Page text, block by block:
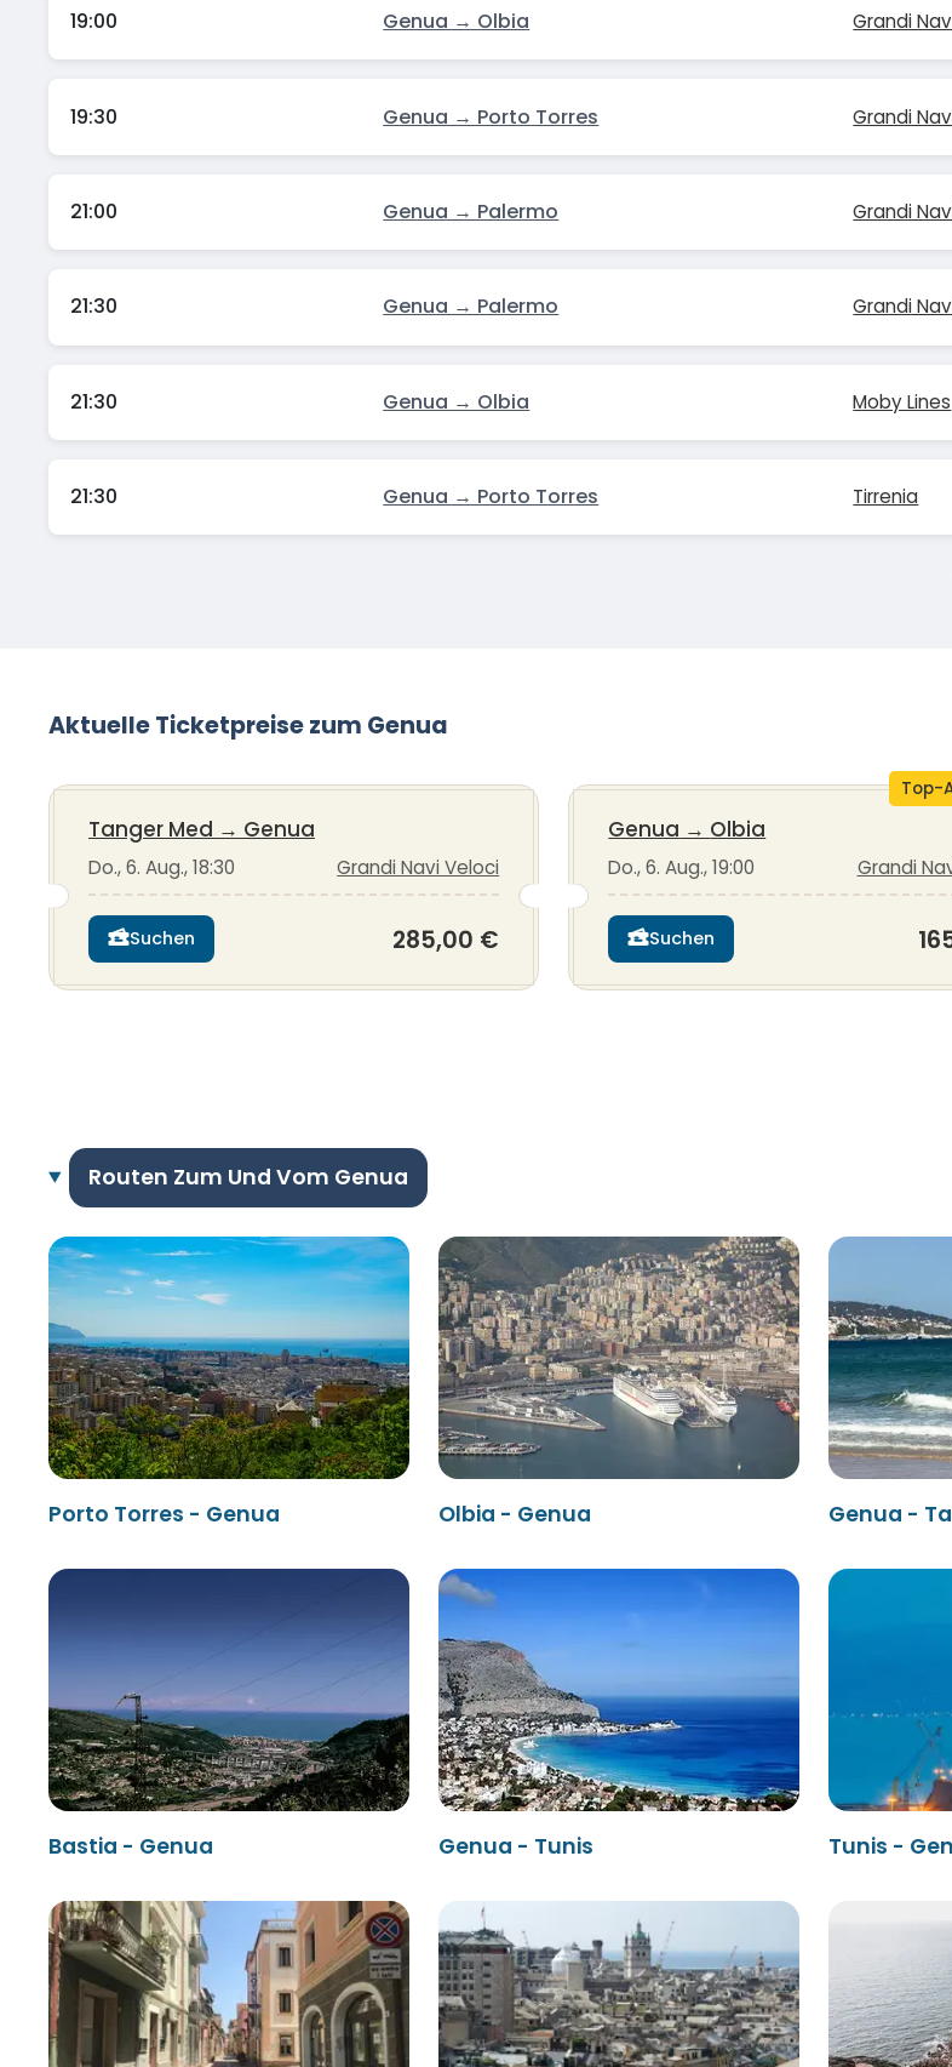
19:00 Genua → Olbia Grandi
19:30 Genua → Porto Torres Grandi
21:00 Genua → Palermo Grandi
21:30 Genua → Palermo Grandi
21:30 Genua → Olbia Moby Lines
21:30 Genua → Porto Torres Tirrenia
Aktuelle Ticketpreise zum Genua
Tanger Med → Genua
Do., 6. Aug., 18:30 Grandi Navi Veloci
Suchen 285,00 €
Top-
Genua → Olbia
Do., 6. Aug., 19:00 Grandi
Suchen
Routen Zum Und Vom Genua
Porto Torres - Genua Olbia - Genua Genua -
Bastia - Genua Genua - Tunis Tunis -